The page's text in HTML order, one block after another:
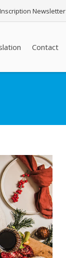
Inscription Newsletter
Contact